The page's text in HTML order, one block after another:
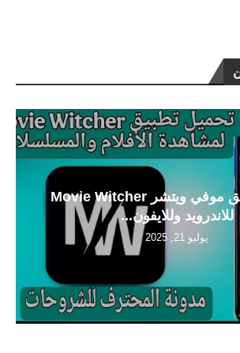
تحميل تطبيق موفي ويتشر Movie Witcher
للاندرويد وللايفون...
يوليو 21, 2025